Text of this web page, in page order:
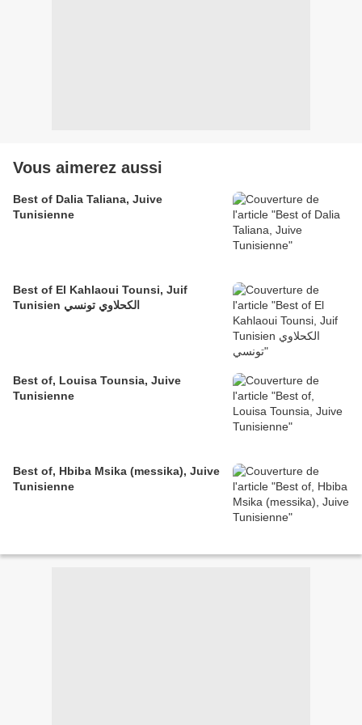
Vous aimerez aussi
Best of Dalia Taliana, Juive
Tunisienne
Best of El Kahlaoui Tounsi, Juif
Tunisien الكحلاوي تونسي
Best of, Louisa Tounsia, Juive
Tunisienne
Best of, Hbiba Msika (messika), Juive
Tunisienne